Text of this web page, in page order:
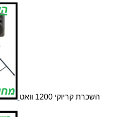
השכרת קריוקי 1200 וואט